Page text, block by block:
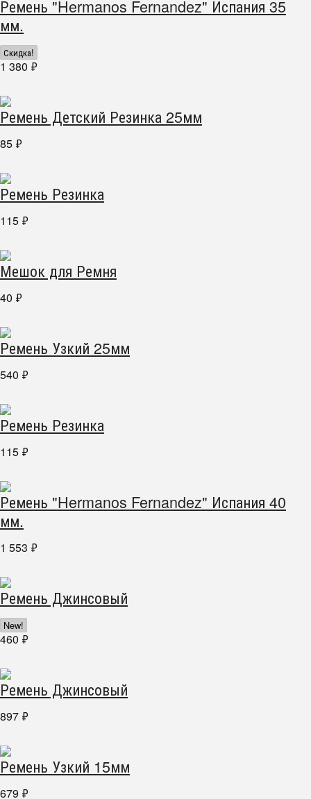
Ремень "Hermanos Fernandez" Испания 35
мм.
Скидка!
1 380 ₽
Ремень Детский Резинка 25мм
85 ₽
Ремень Резинка
115 ₽
Мешок для Ремня
40 ₽
Ремень Узкий 25мм
540 ₽
Ремень Резинка
115 ₽
Ремень "Hermanos Fernandez" Испания 40
мм.
1 553 ₽
Ремень Джинсовый
New!
460 ₽
Ремень Джинсовый
897 ₽
Ремень Узкий 15мм
679 ₽